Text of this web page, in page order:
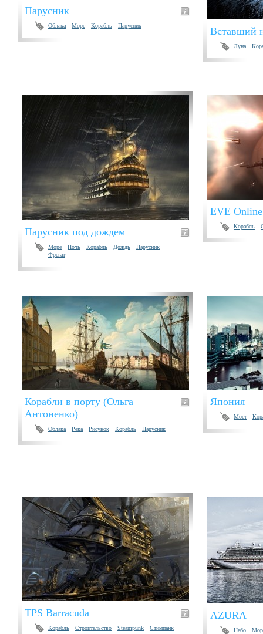
Парусник
Облака Море Корабль Парусник Вставший
Луна
Парусник под дождем
Море Ночь Корабль Дождь
Парусник
Фрегат
EVE Online
Корабль
Корабли в порту (Ольга
Антоненко)
Облака Река Рисунок Корабль Парусник
Япония
Мост
TPS Barracuda
Корабль Строительство Steampunk Стимпанк
AZURA
Небо